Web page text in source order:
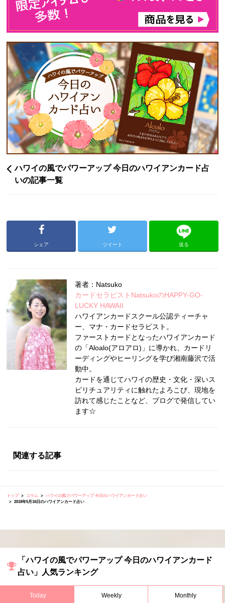
ハワイの風でパワーアップ 今日のハワイアンカード占
いの記事一覧
シェア ツイート 送る
著者：Natsuko
カードセラピストNatsukoのHAPPY-GO-
LUCKY HAWAII
ハワイアンカードスクール公認ティーチャ
ー、マナ・カードセラピスト。
ファーストカードとなったハワイアンカード
の「Aloalo(アロアロ)」に導かれ、カードリ
ーディングやヒーリングを学び湘南藤沢で活
動中。
カードを通じてハワイの歴史・文化・深いス
ピリチュアリティに触れたよろこび、現地を
訪れて感じたことなど、ブログで発信してい
ます☆
関連する記事
トップ コラム
ハワイの風でパワーアップ 今日のハワイアンカード占い
2018年5月16日のハワイアンカード占い
「ハワイの風でパワーアップ 今日のハワイアンカード
占い」人気ランキング
Today Weekly Monthly